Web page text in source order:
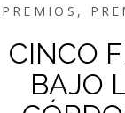
PREMIOS ,
CINCO
BAJO